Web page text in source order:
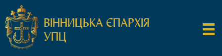
ВІННИЦЬКА ЄПАРХІЯ
УПЦ